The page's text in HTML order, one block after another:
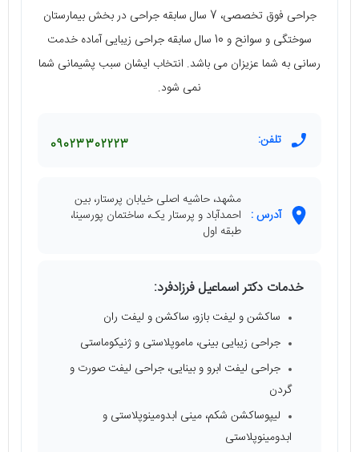
جراحی فوق تخصصی، 7 سال سابقه جراحی در بخش بیمارستان
سوختگی و سوانح و 10 سال سابقه جراحی زیبایی آماده خدمت
رسانی به شما عزیزان می باشد. انتخاب ایشان سبب پشیمانی شما
نمی شود.
تلفن: 09023302223
آدرس :
مشهد، حاشیه اصلی خیابان پرستار، بین
احمدآباد و پرستار یک، ساختمان پورسینا،
طبقه اول
خدمات دکتر اسماعیل فرزادفرد:
ساکشن و لیفت بازو، ساکشن و لیفت ران
جراحی زیبایی بینی، ماموپلاستی و ژنیکوماستی
جراحی لیفت ابرو و بینایی، جراحی لیفت صورت و
گردن
لیپوساکشن شکم، مینی ابدومینوپلاستی و
ابدومینوپلاستی